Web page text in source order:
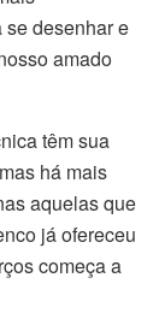
desenhar e
amado
têm sua
há mais
aquelas que
já ofereceu
começa a